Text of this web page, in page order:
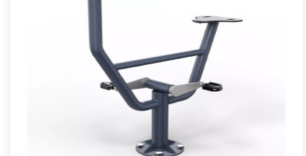
Agrès de Fitness Vélo
Agrès de fitness de plein air conjuguant activités sportives et
expériences ludiques, le Vélo se démarque par son caractère à..
Offre partenaire